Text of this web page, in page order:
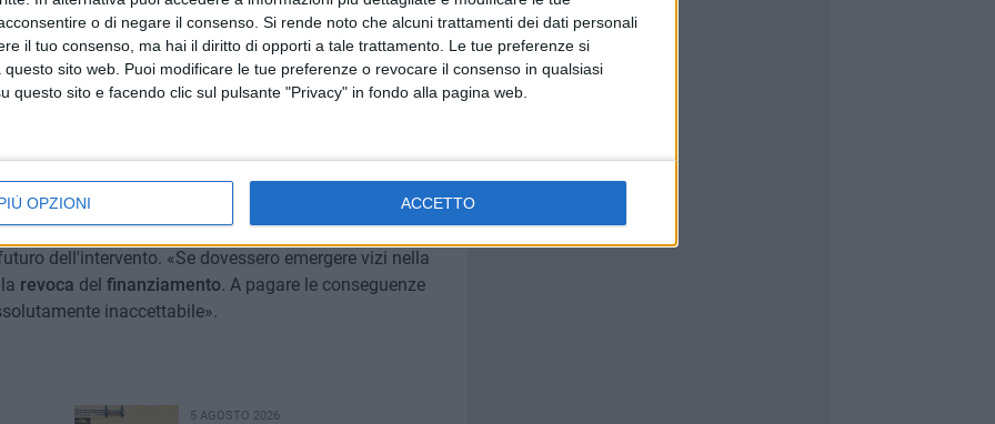
o di negare il consenso. Si rende noto che alcuni trattamenti dei dati personali
il tuo consenso, ma hai il diritto di opporti a tale trattamento. Le tue preferenze si
sito web. Puoi modificare le tue preferenze o revocare il consenso in qualsiasi
questo sito e facendo clic sul pulsante "Privacy" in fondo alla pagina web.
OPZIONI ACCETTO
dall'altra si ritiene che tutto possa procedere
sindacoFrancesco Paolo Ricci, al quale viene chiesta
«Di fronte a una situazione così grave il sindaco
la propria posizione e chiarire alla città quanto sta
conseguenze che eventualiirregolarità
dell'intervento. «Se dovessero emergere vizi nella
revoca del finanziamento. A pagare le conseguenze
inaccettabile».
5 AGOSTO 2026